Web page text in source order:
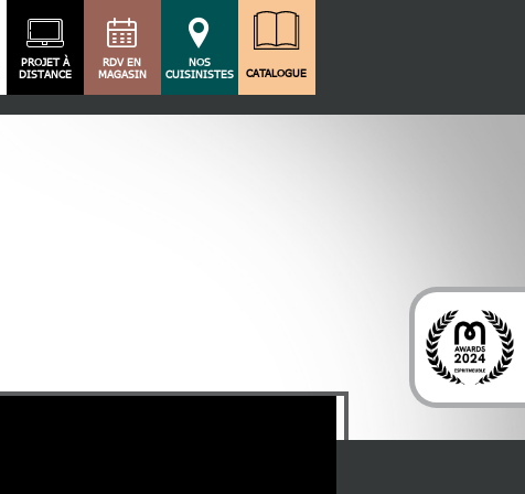
PROJET À
DISTANCE
RDV EN
MAGASIN
NOS
CUISINISTES
CATALOGUE